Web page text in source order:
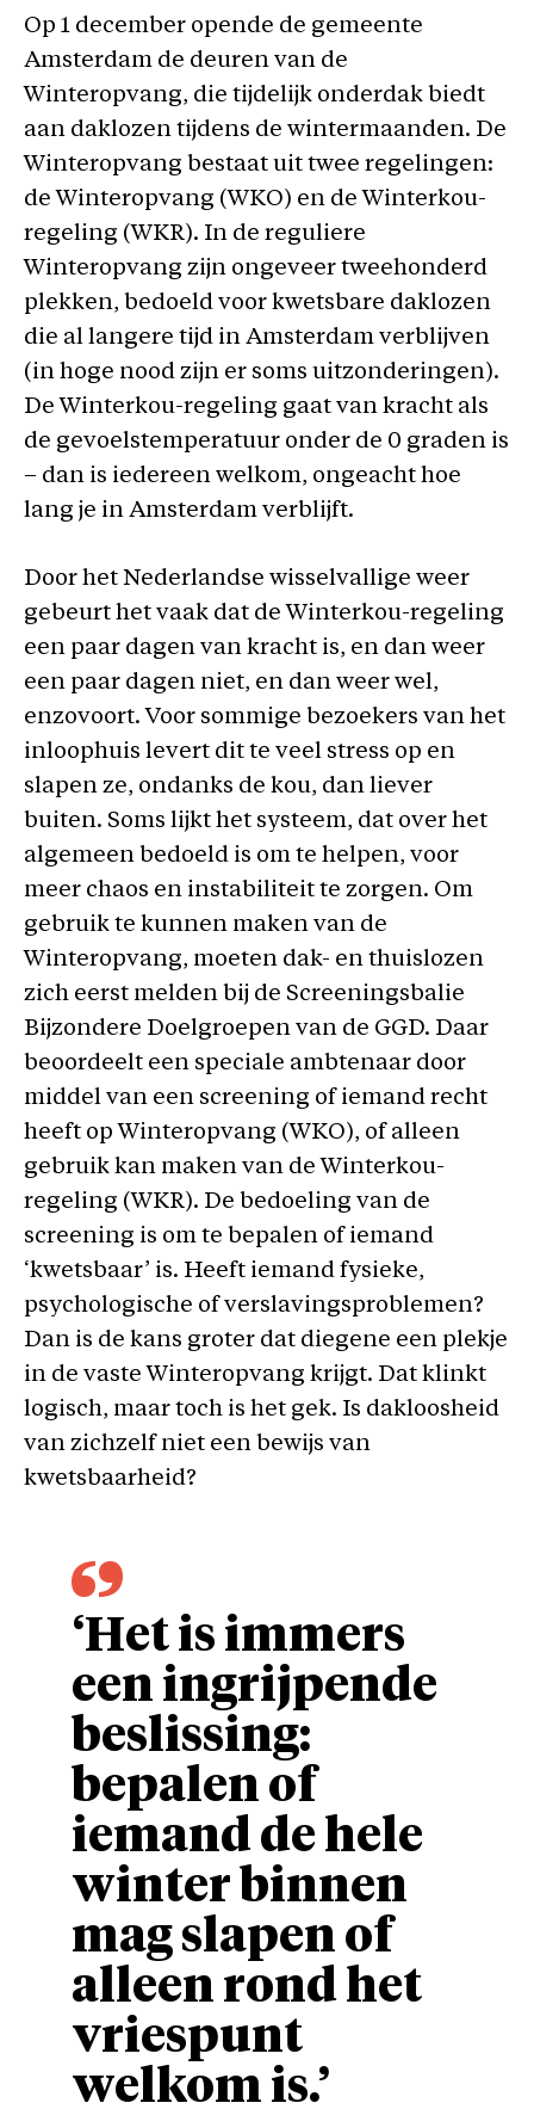
Op 1 december opende de gemeente
Amsterdam de deuren van de
Winteropvang, die tijdelijk onderdak biedt
aan daklozen tijdens de wintermaanden. De
Winteropvang bestaat uit twee regelingen:
de Winteropvang (WKO) en de Winterkou-
regeling (WKR). In de reguliere
Winteropvang zijn ongeveer tweehonderd
plekken, bedoeld voor kwetsbare daklozen
die al langere tijd in Amsterdam verblijven
(in hoge nood zijn er soms uitzonderingen).
De Winterkou-regeling gaat van kracht als
de gevoelstemperatuur onder de 0 graden is
– dan is iedereen welkom, ongeacht hoe
lang je in Amsterdam verblijft.
Door het Nederlandse wisselvallige weer
gebeurt het vaak dat de Winterkou-regeling
een paar dagen van kracht is, en dan weer
een paar dagen niet, en dan weer wel,
enzovoort. Voor sommige bezoekers van het
inloophuis levert dit te veel stress op en
slapen ze, ondanks de kou, dan liever
buiten. Soms lijkt het systeem, dat over het
algemeen bedoeld is om te helpen, voor
meer chaos en instabiliteit te zorgen. Om
gebruik te kunnen maken van de
Winteropvang, moeten dak- en thuislozen
zich eerst melden bij de Screeningsbalie
Bijzondere Doelgroepen van de GGD. Daar
beoordeelt een speciale ambtenaar door
middel van een screening of iemand recht
heeft op Winteropvang (WKO), of alleen
gebruik kan maken van de Winterkou-
regeling (WKR). De bedoeling van de
screening is om te bepalen of iemand
‘kwetsbaar’ is. Heeft iemand fysieke,
psychologische of verslavingsproblemen?
Dan is de kans groter dat diegene een plekje
in de vaste Winteropvang krijgt. Dat klinkt
logisch, maar toch is het gek. Is dakloosheid
van zichzelf niet een bewijs van
kwetsbaarheid?
‘Het is immers
een ingrijpende
beslissing:
bepalen of
iemand de hele
winter binnen
mag slapen of
alleen rond het
vriespunt
welkom is.’